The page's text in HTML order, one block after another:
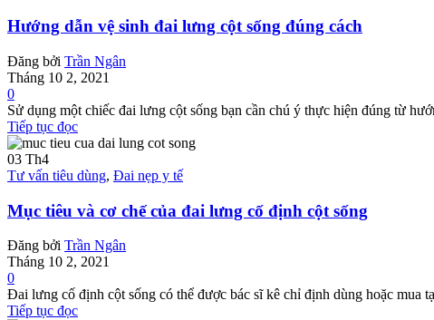
Hướng dẫn vệ sinh đai lưng cột sống đúng cách
Đăng bởi Trần Ngân
Tháng 10 2, 2021
0
Sử dụng một chiếc đai lưng cột sống bạn cần chú ý thực hiện đúng từ
Tiếp tục đọc
03 Th4
Tư vấn tiêu dùng, Đai nẹp y tế
Mục tiêu và cơ chế của đai lưng cố định cột sống
Đăng bởi Trần Ngân
Tháng 10 2, 2021
0
Đai lưng cố định cột sống có thể được bác sĩ kê chỉ định dùng hoặc mua
Tiếp tục đọc